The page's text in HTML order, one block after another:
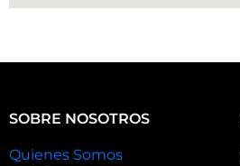
SOBRE NOSOTROS
Quienes Somos